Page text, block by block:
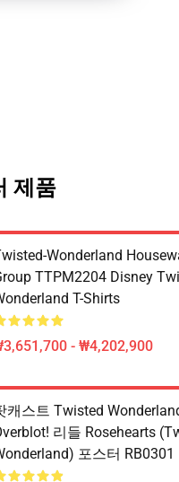
제품
Wonderland
TTPM2204 Disney
T-Shirts
- ₩4,202,900
캐스트 Twisted
리들 Rosehearts
포스터 RB0301